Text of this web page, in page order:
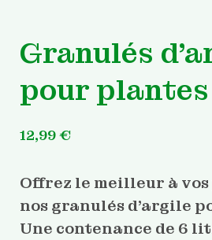
Granulés
pour plantes
12,99€
Offrez le meilleur à
nos granulés d’argile
Une contenance de 6